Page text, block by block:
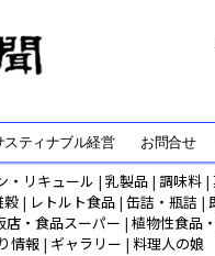
ティナブル経営 お問合せ
・リキュール | 乳製品 | 調味料 |
穀 | レトルト食品 | 缶詰・瓶詰 |
店・食品スーパー | 植物性食品
情報 | ギャラリー | 料理人の娘